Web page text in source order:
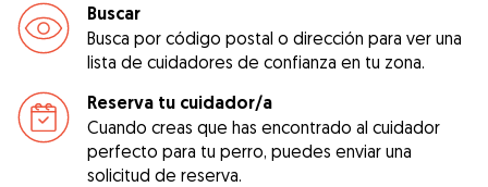
Buscar
Busca por código postal o dirección para ver una
lista de cuidadores de confianza en tu zona.
Reserva tu cuidador/a
Cuando creas que has encontrado al cuidador
perfecto para tu perro, puedes enviar una
solicitud de reserva.